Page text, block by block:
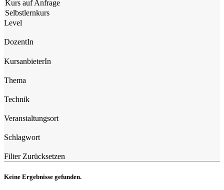
Level
DozentIn
KursanbieterIn
Thema
Technik
Veranstaltungsort
Schlagwort
Filter Zurücksetzen
Keine Ergebnisse gefunden.